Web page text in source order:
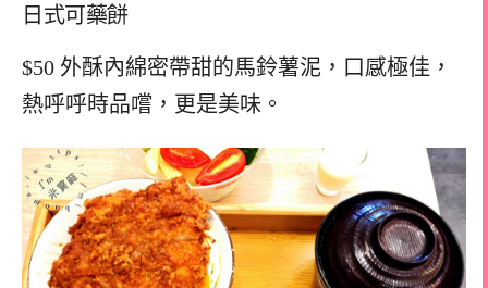
日式可藥餅
$50 外酥內綿密帶甜的馬鈴薯泥，口感極佳，
熱呼呼時品嚐，更是美味。